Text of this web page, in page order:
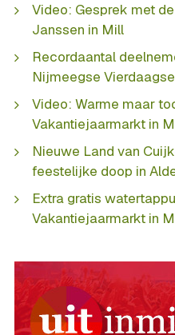
Video: Gesprek met
Janssen in Mill
Recordaantal
Nijmeegse Vierdaagse
Video: Warme maar
Vakantiejaarmarkt in
Nieuwe Land van
feestelijke doop in
Extra gratis
Vakantiejaarmarkt in